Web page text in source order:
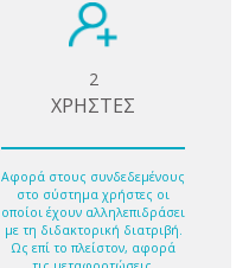
2
ΧΡΗΣΤΕΣ
Αφορά στους συνδεδεμένους
στο σύστημα χρήστες οι
οποίοι έχουν αλληλεπιδράσει
με τη διδακτορική διατριβή.
Ως επί το πλείστον, αφορά